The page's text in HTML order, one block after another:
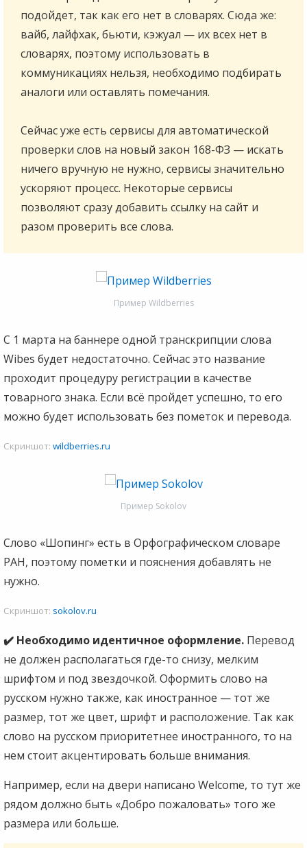
подойдет, так как его нет в словарях. Сюда же:
вайб, лайфхак, бьюти, кэжуал — их всех нет в
словарях, поэтому использовать в
коммуникациях нельзя, необходимо подбирать
аналоги или оставлять помечания.
Сейчас уже есть сервисы для автоматической
проверки слов на новый закон 168-ФЗ — искать
ничего вручную не нужно, сервисы значительно
ускоряют процесс. Некоторые сервисы
позволяют сразу добавить ссылку на сайт и
разом проверить все слова.
Пример Wildberries
С 1 марта на баннере одной транскрипции слова
Wibes будет недостаточно. Сейчас это название
проходит процедуру регистрации в качестве
товарного знака. Если всё пройдет успешно, то его
можно будет использовать без пометок и перевода.
Скриншот: wildberries.ru
Пример Sokolov
Слово «Шопинг» есть в Орфографическом словаре
РАН, поэтому пометки и пояснения добавлять не
нужно.
Скриншот: sokolov.ru
✔️ Необходимо идентичное оформление. Перевод
не должен располагаться где-то снизу, мелким
шрифтом и под звездочкой. Оформить слово на
русском нужно также, как иностранное — тот же
размер, тот же цвет, шрифт и расположение. Так как
слово на русском приоритетнее иностранного, то на
нем стоит акцентировать больше внимания.
Например, если на двери написано Welcome, то тут же
рядом должно быть «Добро пожаловать» того же
размера или больше.